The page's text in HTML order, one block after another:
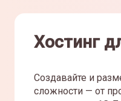
Хостинг
Создавайте и
сложности — от